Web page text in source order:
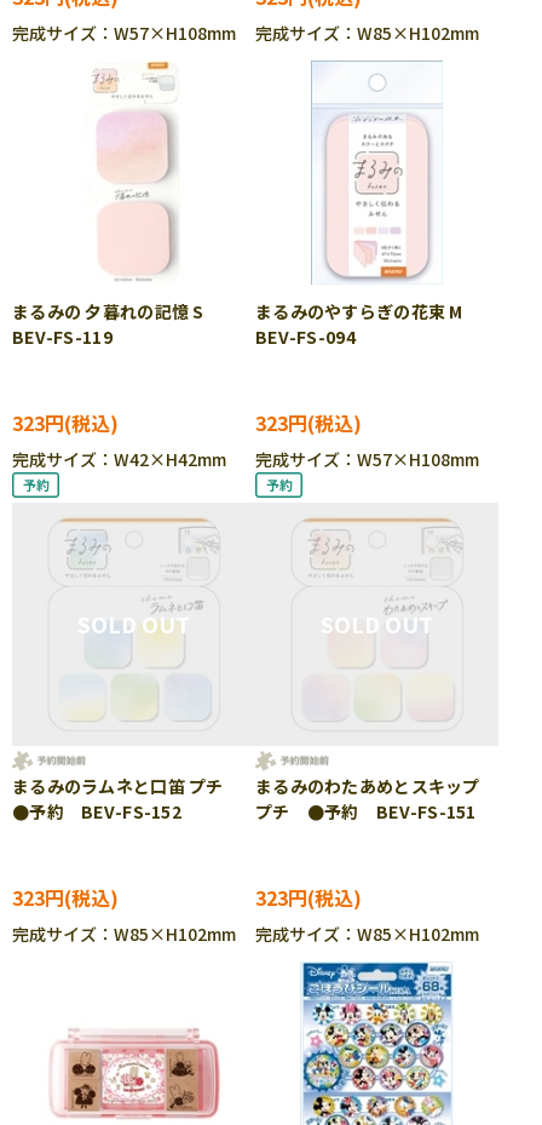
完成サイズ：W57×H108mm 完成サイズ：W85×H102mm
まるみの 夕暮れの記憶 S
BEV-FS-119
323円
完成サイズ：W42×H42mm
まるみのやすらぎの花束 M
BEV-FS-094
323円
完成サイズ：W57×H108mm
まるみのラムネと口笛 プチ
●予約 BEV-FS-152
323円
完成サイズ：W85×H102mm
まるみのわたあめとスキップ
プチ ●予約 BEV-FS-151
323円
完成サイズ：W85×H102mm